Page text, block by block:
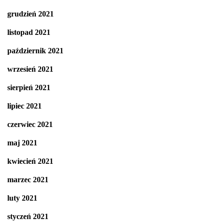
grudzień 2021
listopad 2021
październik 2021
wrzesień 2021
sierpień 2021
lipiec 2021
czerwiec 2021
maj 2021
kwiecień 2021
marzec 2021
luty 2021
styczeń 2021